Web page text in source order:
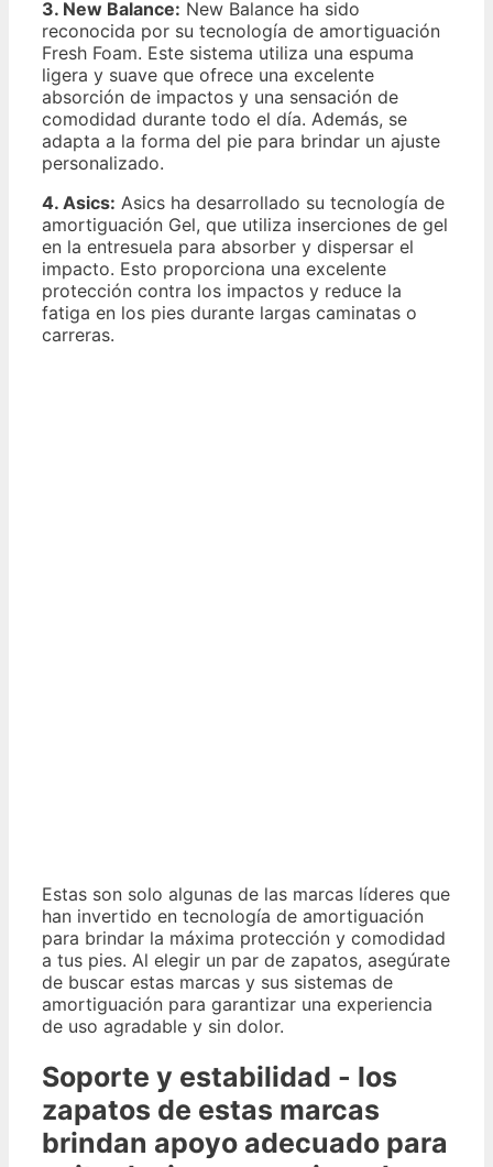
3. New Balance: New Balance ha sido
reconocida por su tecnología de amortiguación
Fresh Foam. Este sistema utiliza una espuma
ligera y suave que ofrece una excelente
absorción de impactos y una sensación de
comodidad durante todo el día. Además, se
adapta a la forma del pie para brindar un ajuste
personalizado.
4. Asics: Asics ha desarrollado su tecnología de
amortiguación Gel, que utiliza inserciones de gel
en la entresuela para absorber y dispersar el
impacto. Esto proporciona una excelente
protección contra los impactos y reduce la
fatiga en los pies durante largas caminatas o
carreras.
Estas son solo algunas de las marcas líderes que
han invertido en tecnología de amortiguación
para brindar la máxima protección y comodidad
a tus pies. Al elegir un par de zapatos, asegúrate
de buscar estas marcas y sus sistemas de
amortiguación para garantizar una experiencia
de uso agradable y sin dolor.
Soporte y estabilidad - los
zapatos de estas marcas
brindan apoyo adecuado para